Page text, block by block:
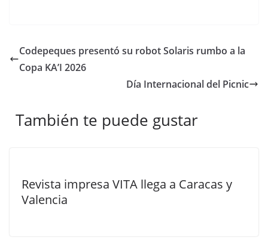
Codepeques presentó su robot Solaris rumbo a la
Copa KA’I 2026
Día Internacional del Picnic
También te puede gustar
Revista impresa VITA llega a Caracas y
Valencia